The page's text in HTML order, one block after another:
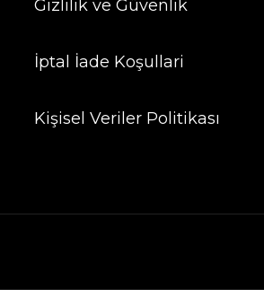
Gizlilik ve Güvenlik
İptal İade Koşullari
Kişisel Veriler Politikası